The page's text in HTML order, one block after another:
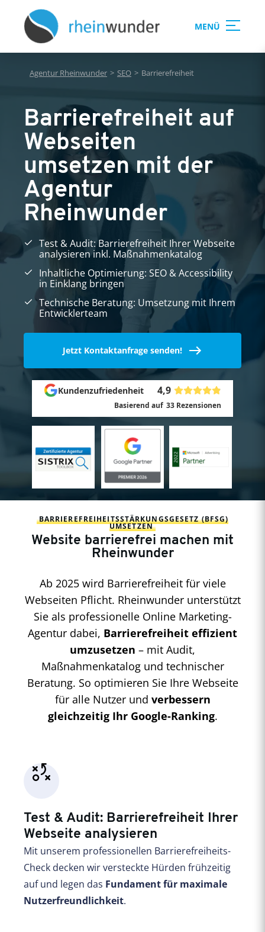
MENÜ
Agentur Rheinwunder > SEO > Barrierefreiheit
Barrierefreiheit auf
Webseiten
umsetzen mit der
Agentur
Rheinwunder
Test & Audit: Barrierefreiheit Ihrer Webseite
analysieren inkl. Maßnahmenkatalog
Inhaltliche Optimierung: SEO & Accessibility
in Einklang bringen
Technische Beratung: Umsetzung mit Ihrem
Entwicklerteam
Jetzt Kontaktanfrage senden!
Kundenzufriedenheit 4,9
Basierend auf 33 Rezensionen
BARRIEREFREIHEITSSTÄRKUNGSGESETZ (BFSG)
UMSETZEN
Website barrierefrei machen mit
Rheinwunder
Ab 2025 wird Barrierefreiheit für viele
Webseiten Pflicht. Rheinwunder unterstützt
Sie als professionelle Online Marketing-
Agentur dabei, Barrierefreiheit effizient
umzusetzen – mit Audit,
Maßnahmenkatalog und technischer
Beratung. So optimieren Sie Ihre Webseite
für alle Nutzer und verbessern
gleichzeitig Ihr Google-Ranking.
Test & Audit: Barrierefreiheit Ihrer
Webseite analysieren
Mit unserem professionellen Barrierefreiheits-
Check decken wir versteckte Hürden frühzeitig
auf und legen das Fundament für maximale
Nutzerfreundlichkeit.